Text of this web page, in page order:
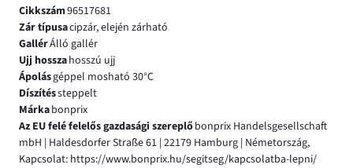
Cikkszám96517681
Zár típusacipzár, elején zárható
GallérÁlló gallér
Ujj hosszahosszú ujj
Ápolásgéppel mosható 30°C
Díszítéssteppelt
Márkabonprix
Az EU felé felelős gazdasági szereplőbonprix Handelsgesellschaft
mbH | Haldesdorfer Straße 61 | 22179 Hamburg | Németország,
Kapcsolat: https://www.bonprix.hu/segitseg/kapcsolatba-lepni/